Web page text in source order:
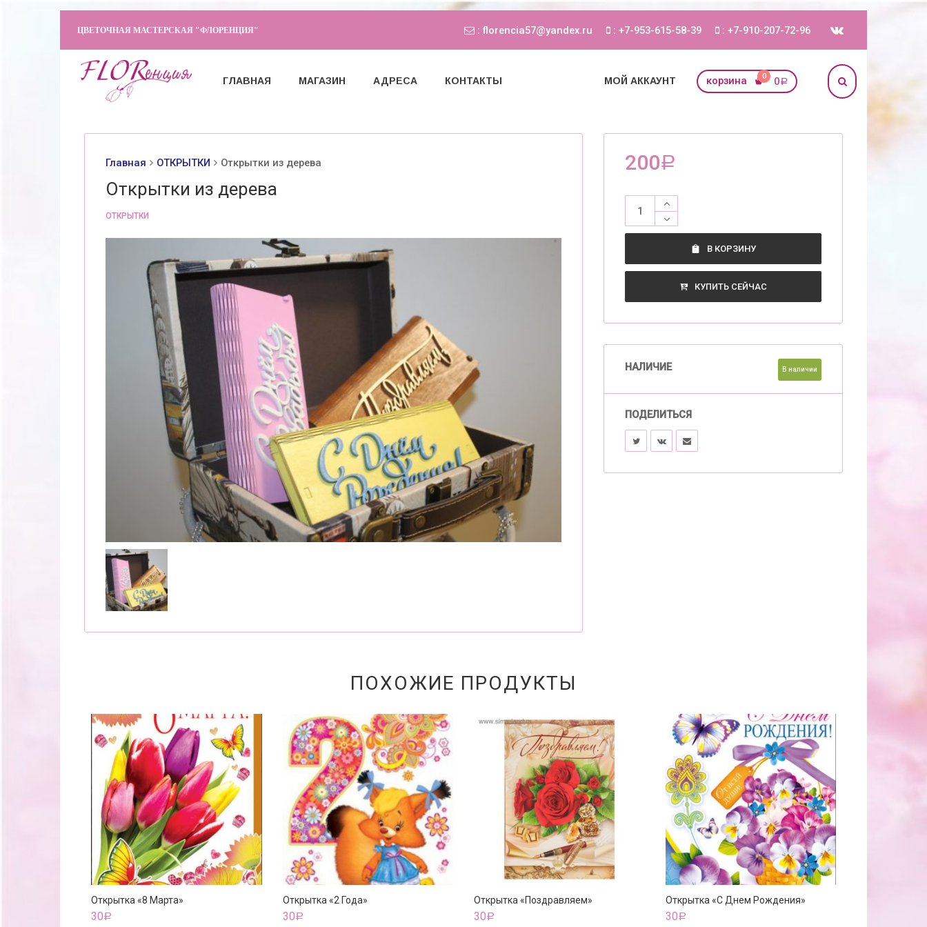
ЦВЕТОЧНАЯ МАСТЕРСКАЯ "ФЛОРЕНЦИЯ" : florencia57@yandex.ru : +7-953-615-58-39 : +7-910-207-72-96
ГЛАВНАЯ МАГАЗИН АДРЕСА КОНТАКТЫ МОЙ АККАУНТ корзина 0 0Р
Главная ОТКРЫТКИ Открытки из дерева
Открытки из дерева
ОТКРЫТКИ
200Р
В КОРЗИНУ
КУПИТЬ СЕЙЧАС
НАЛИЧИЕ В наличии
ПОДЕЛИТЬСЯ
ПОХОЖИЕ ПРОДУКТЫ
Открытка «8 Марта»
30Р
Открытка «2 Года»
30Р
Открытка «Поздравляем»
30Р
Открытка «С Днем Рождения»
30Р